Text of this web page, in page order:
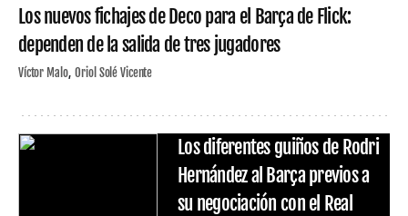
Los nuevos fichajes de Deco para el Barça de Flick:
dependen de la salida de tres jugadores
Víctor Malo Oriol Solé Vicente
Los diferentes guiños de Rodri
Hernández al Barça previos a
su negociación con el Real